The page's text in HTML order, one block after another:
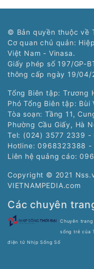
© Bản quyền thuộc về
Cơ quan chủ quản:
Việt Nam - Vinasa.
Giấy phép số 197/GP-
thông cấp ngày 19/04/
Tổng Biên tập: Trương
Phó Tổng Biên tập: Bùi
Tòa soạn: Tầng 11,
Phường Cầu Giấy, Hà
Tel: (024) 3577 2339
Hotline: 0968323388
Liên hệ quảng cáo:
Copyright © 2021
VIETNAMPEDIA.com
Các chuyên
Chuyên trang
sống trẻ của
điện tử Nhịp Sống Số